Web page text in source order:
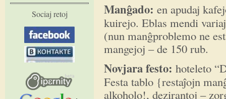
Manĝado: en apudaj
kuirejo. Eblas mendi
(nun manĝproblemo ne
mangejoj – de 150 rub.
Novjara festo: hoteleto
Festa tablo {restaĵojn
alkoholo!, dezirantoj –
Sociaj retoj